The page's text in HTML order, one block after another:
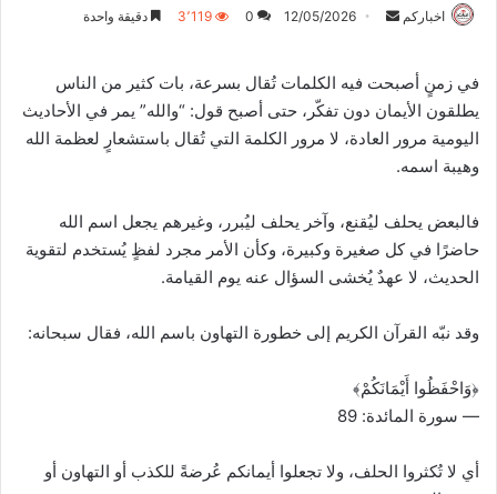
اخباركم
أرسل 12/05/2026
0 3٬119 دقيقة واحدة
في زمنٍ أصبحت فيه الكلمات تُقال بسرعة، بات كثير من الناس
يطلقون الأيمان دون تفكّر، حتى أصبح قول: “والله” يمر في الأحاديث
اليومية مرور العادة، لا مرور الكلمة التي تُقال باستشعارٍ لعظمة الله
وهيبة اسمه.
فالبعض يحلف ليُقنع، وآخر يحلف ليُبرر، وغيرهم يجعل اسم الله
حاضرًا في كل صغيرة وكبيرة، وكأن الأمر مجرد لفظٍ يُستخدم لتقوية
الحديث، لا عهدٌ يُخشى السؤال عنه يوم القيامة.
وقد نبّه القرآن الكريم إلى خطورة التهاون باسم الله، فقال سبحانه:
﴿وَاحْفَظُوا أَيْمَانَكُمْ﴾
— سورة المائدة: 89
أي لا تُكثروا الحلف، ولا تجعلوا أيمانكم عُرضةً للكذب أو التهاون أو